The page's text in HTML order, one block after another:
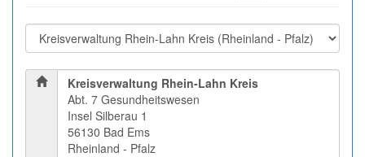
Kreisverwaltung Rhein-Lahn Kreis
Abt. 7 Gesundheitswesen
Insel Silberau 1
56130 Bad Ems
Rheinland - Pfalz